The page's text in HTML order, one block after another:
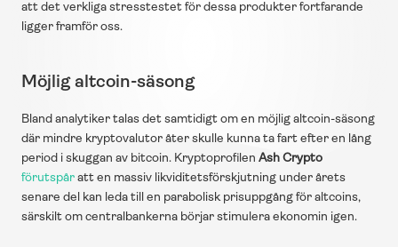
att det verkliga stresstestet för dessa produkter fortfarande
ligger framför oss.
Möjlig altcoin-säsong
Bland analytiker talas det samtidigt om en möjlig altcoin-säsong
där mindre kryptovalutor åter skulle kunna ta fart efter en lång
period i skuggan av bitcoin. Kryptoprofilen Ash Crypto
förutspår att en massiv likviditetsförskjutning under årets
senare del kan leda till en parabolisk prisuppgång för altcoins,
särskilt om centralbankerna börjar stimulera ekonomin igen.